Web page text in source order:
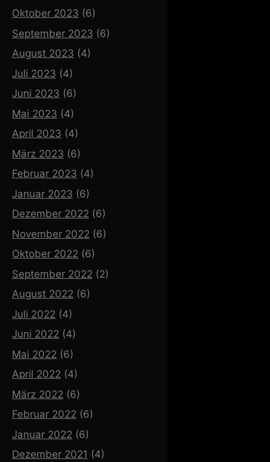
Oktober 2023 (6)
September 2023 (6)
August 2023 (4)
Juli 2023 (4)
Juni 2023 (6)
Mai 2023 (4)
April 2023 (4)
März 2023 (6)
Februar 2023 (4)
Januar 2023 (6)
Dezember 2022 (6)
November 2022 (6)
Oktober 2022 (6)
September 2022 (2)
August 2022 (6)
Juli 2022 (4)
Juni 2022 (4)
Mai 2022 (6)
April 2022 (4)
März 2022 (6)
Februar 2022 (6)
Januar 2022 (6)
Dezember 2021 (4)